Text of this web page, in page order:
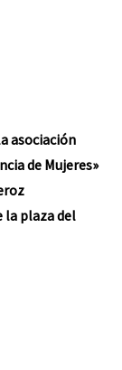
asociación
de Mujeres»
la plaza del